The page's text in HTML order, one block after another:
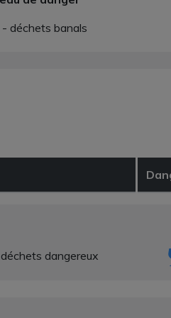
- déchets banals
dangereux